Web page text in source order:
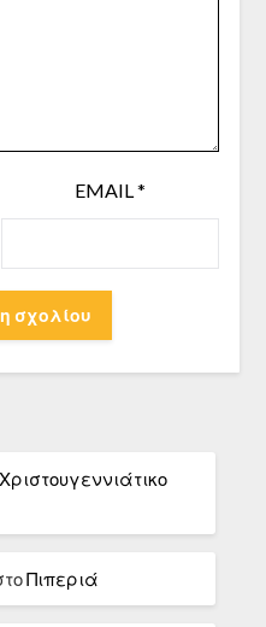
EMAIL*
Χριστουγεννιάτικο
Πιπεριά